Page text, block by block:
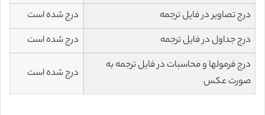
درج تصاویر در فایل ترجمه
درج شده است
درج جداول در فایل ترجمه
درج شده است
درج فرمولها و محاسبات در فایل ترجمه به
صورت عکس
درج شده است